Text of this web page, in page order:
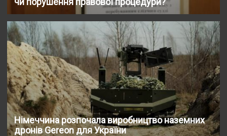
Німеччина розпочала виробництво наземних
дронів Gereon для України